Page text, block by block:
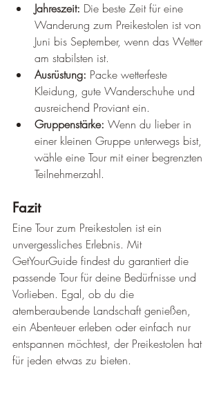
Jahreszeit: Die beste Zeit für eine
Wanderung zum Preikestolen ist von
Juni bis September, wenn das Wetter
am stabilsten ist.
Ausrüstung: Packe wetterfeste
Kleidung, gute Wanderschuhe und
ausreichend Proviant ein.
Gruppenstärke: Wenn du lieber in
einer kleinen Gruppe unterwegs bist,
wähle eine Tour mit einer begrenzten
Teilnehmerzahl.
Fazit
Eine Tour zum Preikestolen ist ein
unvergessliches Erlebnis. Mit
GetYourGuide findest du garantiert die
passende Tour für deine Bedürfnisse und
Vorlieben. Egal, ob du die
atemberaubende Landschaft genießen,
ein Abenteuer erleben oder einfach nur
entspannen möchtest, der Preikestolen hat
für jeden etwas zu bieten.